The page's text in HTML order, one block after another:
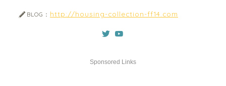
BLOG： http://housing-collection-ff14.com
Sponsored Links